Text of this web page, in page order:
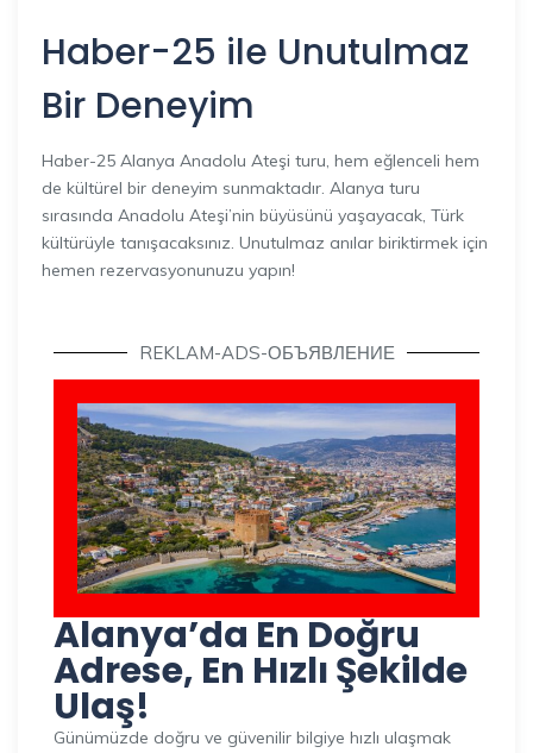
Haber-25 ile Unutulmaz
Bir Deneyim
Haber-25 Alanya Anadolu Ateşi turu, hem eğlenceli hem
de kültürel bir deneyim sunmaktadır. Alanya turu
sırasında Anadolu Ateşi’nin büyüsünü yaşayacak, Türk
kültürüyle tanışacaksınız. Unutulmaz anılar biriktirmek için
hemen rezervasyonunuzu yapın!
REKLAM-ADS-ОБЪЯВЛЕНИЕ
Alanya’da En Doğru
Adrese, En Hızlı Şekilde
Ulaş!
Günümüzde doğru ve güvenilir bilgiye hızlı ulaşmak